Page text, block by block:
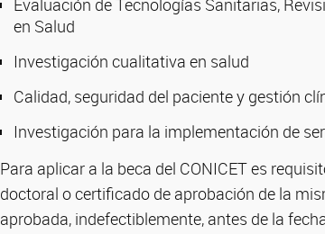
Evaluación de Tecnologías Sanitarias,
en Salud
Investigación cualitativa en salud
Calidad, seguridad del paciente y gestión
Investigación para la implementación de
Para aplicar a la beca del CONICET es
doctoral o certificado de aprobación de la
aprobada, indefectiblemente, antes de la